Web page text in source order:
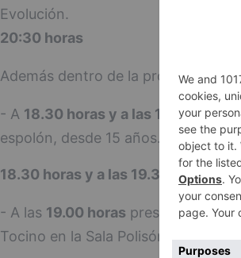
Evolución.
20:30 horas
Además dentro de la
- A 18.30 horas y a las 19.30 horas
espolón, desde 15 años.
18.30 horas y a las 19.30 horas
- A las 19.00 horas presentación
Tocino en la Sala Polisón.